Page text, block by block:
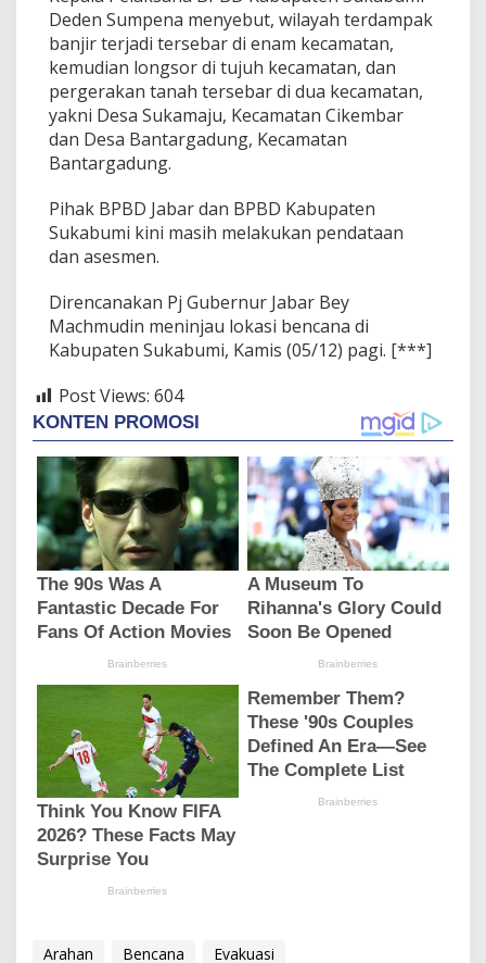
Deden Sumpena menyebut, wilayah terdampak
banjir terjadi tersebar di enam kecamatan,
kemudian longsor di tujuh kecamatan, dan
pergerakan tanah tersebar di dua kecamatan,
yakni Desa Sukamaju, Kecamatan Cikembar
dan Desa Bantargadung, Kecamatan
Bantargadung.
Pihak BPBD Jabar dan BPBD Kabupaten
Sukabumi kini masih melakukan pendataan
dan asesmen.
Direncanakan Pj Gubernur Jabar Bey
Machmudin meninjau lokasi bencana di
Kabupaten Sukabumi, Kamis (05/12) pagi. [***]
Post Views: 604
Arahan Bencana Evakuasi